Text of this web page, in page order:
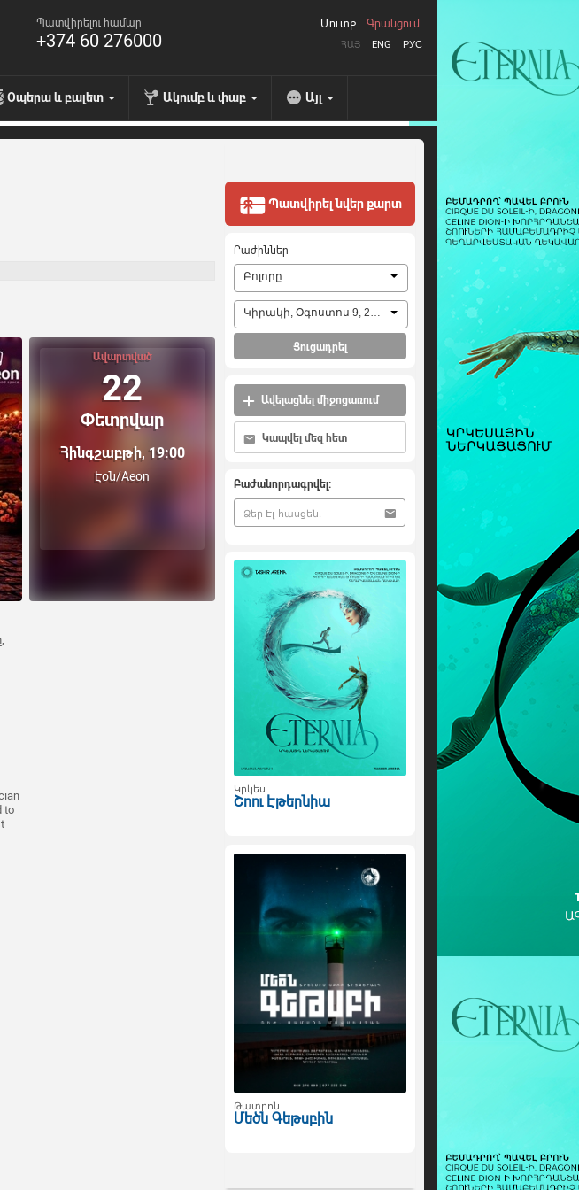
Պատվիրելու համար
+374 60 276000 ՀԱՅ ENG РУС
Մուտք Գրանցում
Օպերա և բալետ Ակումբ և փաբ Այլ
Ավարտված
22
Փետրվար
Հինգշաբթի, 19:00
Էօն/Aeon
to
Պատվիրել նվեր քարտ
Բաժիններ
Բոլորը
Կիրակի, Օգոստոս 9, 2026
Ցուցադրել
Ավելացնել միջոցառում
Կապվել մեզ հետ
Բաժանորդագրվել:
Կրկես
Շոու Էթերնիա
Թատրոն
Մեծն Գեթսբին